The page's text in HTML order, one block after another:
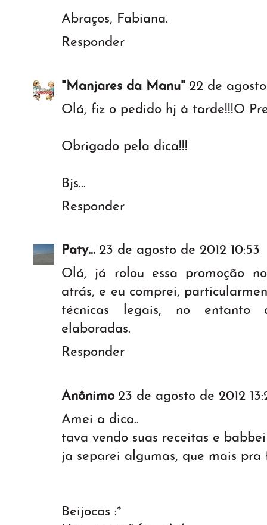
Abraços, Fabiana.
Responder
"Manjares da Manu" 22 de
Olá, fiz o pedido hj à tarde!!!O
Obrigado pela dica!!!
Bjs...
Responder
Paty... 23 de agosto de 2012 10:53
Olá, já rolou essa promoção
atrás, e eu comprei,
técnicas legais, no entanto
elaboradas.
Responder
Anônimo 23 de agosto de 2012
Amei a dica..
tava vendo suas receitas e
ja separei algumas, que mais pra
Beijocas :*